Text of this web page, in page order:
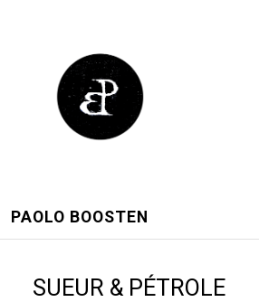
PAOLO BOOSTEN
SUEUR & PÉTROLE